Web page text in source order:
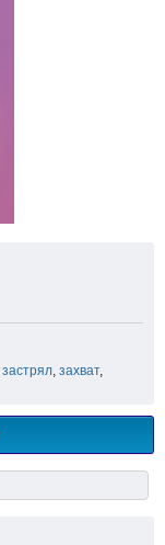
застрял захват,